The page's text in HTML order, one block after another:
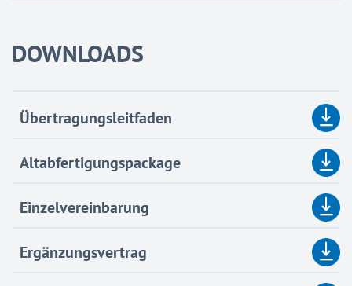
DOWNLOADS
Übertragungsleitfaden
Altabfertigungspackage
Einzelvereinbarung
Ergänzungsvertrag